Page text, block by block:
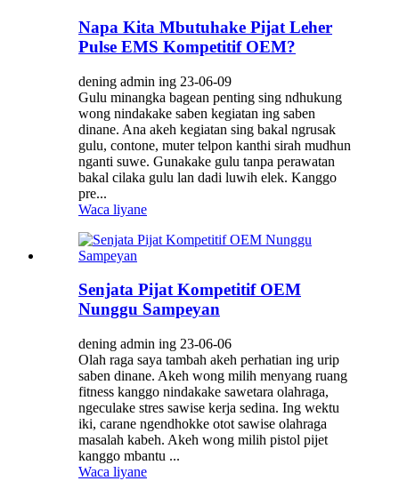
Napa Kita Mbutuhake Pijat Leher
Pulse EMS Kompetitif OEM?
dening admin ing 23-06-09
Gulu minangka bagean penting sing ndhukung
wong nindakake saben kegiatan ing saben
dinane. Ana akeh kegiatan sing bakal ngrusak
gulu, contone, muter telpon kanthi sirah mudhun
nganti suwe. Gunakake gulu tanpa perawatan
bakal cilaka gulu lan dadi luwih elek. Kanggo
pre...
Waca liyane
Senjata Pijat Kompetitif OEM
Nunggu Sampeyan
dening admin ing 23-06-06
Olah raga saya tambah akeh perhatian ing urip
saben dinane. Akeh wong milih menyang ruang
fitness kanggo nindakake sawetara olahraga,
ngeculake stres sawise kerja sedina. Ing wektu
iki, carane ngendhokke otot sawise olahraga
masalah kabeh. Akeh wong milih pistol pijet
kanggo mbantu ...
Waca liyane